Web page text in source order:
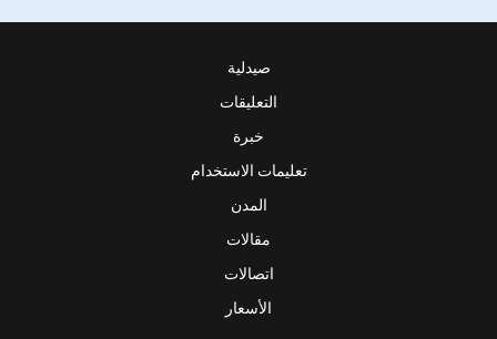
صيدلية
التعليقات
خبرة
تعليمات الاستخدام
المدن
مقالات
اتصالات
الأسعار